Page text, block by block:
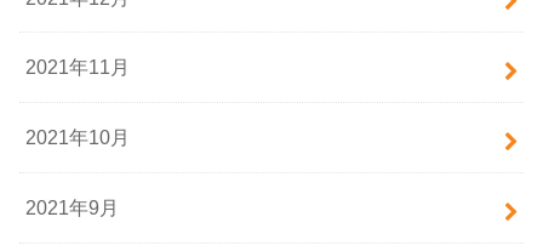
2021年11月
2021年10月
2021年9月